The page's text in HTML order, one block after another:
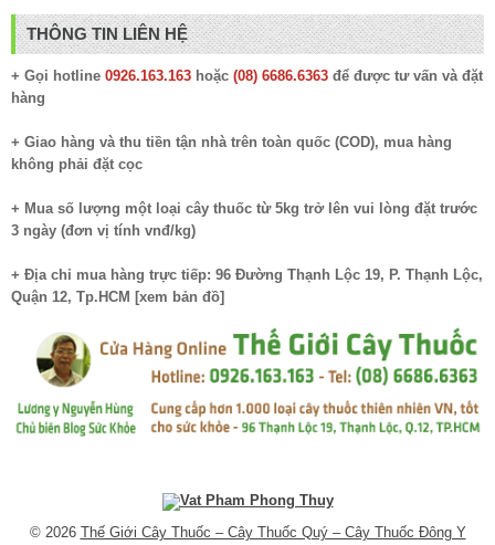
THÔNG TIN LIÊN HỆ
+ Gọi hotline 0926.163.163 hoặc (08) 6686.6363 để được tư vấn và đặt
hàng
+ Giao hàng và thu tiền tận nhà trên toàn quốc (COD), mua hàng
không phải đặt cọc
+ Mua số lượng một loại cây thuốc từ 5kg trở lên vui lòng đặt trước
3 ngày (đơn vị tính vnđ/kg)
+ Địa chỉ mua hàng trực tiếp: 96 Đường Thạnh Lộc 19, P. Thạnh Lộc,
Quận 12, Tp.HCM [xem bản đồ]
© 2026 Thế Giới Cây Thuốc – Cây Thuốc Quý – Cây Thuốc Đông Y